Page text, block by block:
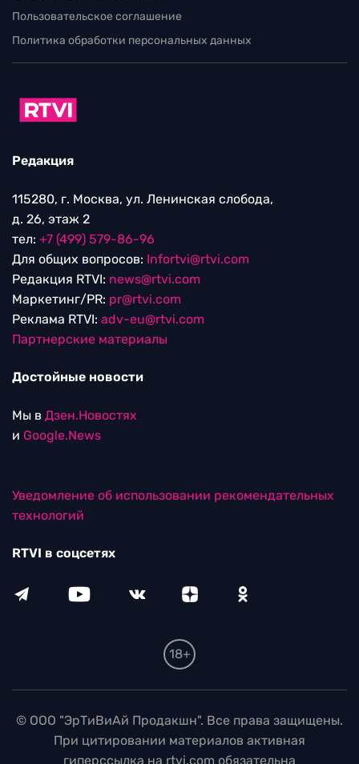
Пользовательское соглашение
Политика обработки персональных данных
Редакция
115280, г. Москва, ул. Ленинская слобода,
д. 26, этаж 2
тел: +7 (499) 579-86-96
Для общих вопросов: Infortvi@rtvi.com
Редакция RTVI: news@rtvi.com
Маркетинг/PR: pr@rtvi.com
Реклама RTVI: adv-eu@rtvi.com
Партнерские материалы
Достойные новости
Мы в Дзен.Новостях
и Google.News
Уведомление об использовании рекомендательных
технологий
RTVI в соцсетях
18+
© ООО "ЭрТиВиАй Продакшн". Все права защищены.
При цитировании материалов активная
гиперссылка на rtvi.com обязательна